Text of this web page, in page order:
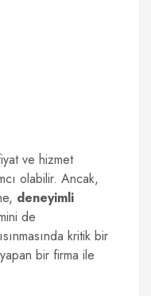
ve hizmet
olabilir. Ancak,
deneyimli
de
kritik bir
bir firma ile